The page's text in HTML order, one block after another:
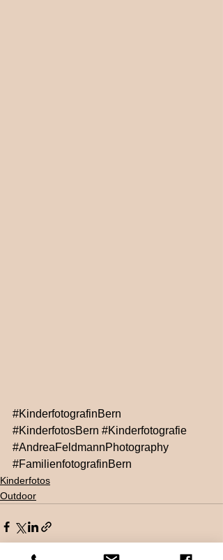
#KinderfotografinBern
#KinderfotosBern #Kinderfotografie
#AndreaFeldmannPhotography
#FamilienfotografinBern
Kinderfotos
Outdoor